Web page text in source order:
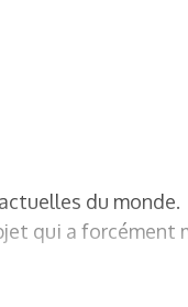
du monde.
qui a forcément